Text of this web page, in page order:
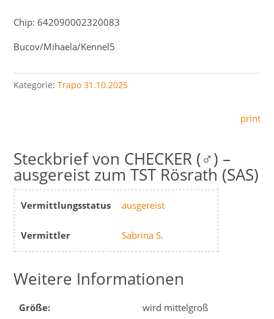
Chip: 642090002320083
Bucov/Mihaela/Kennel5
Kategorie:Trapo 31.10.2025
print
CHECKER (♂) –
ausgereist zum TST Rösrath (SAS)
Vermittlungsstatus ausgereist
Vermittler Sabrina S.
Weitere Informationen
Größe: wird mittelgroß